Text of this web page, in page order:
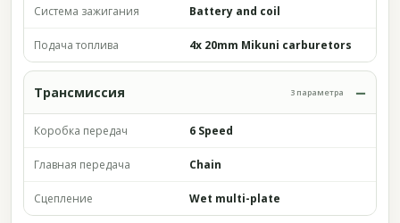
Система зажигания Battery and coil
Подача топлива 4x 20mm Mikuni carburetors
Трансмиссия 3 параметра
Коробка передач 6 Speed
Главная передача Chain
Сцепление Wet multi-plate